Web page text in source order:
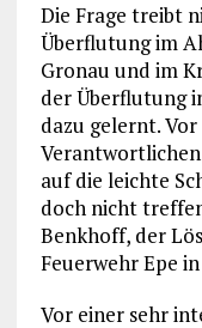
Die Frage treibt
Überflutung im
Gronau und im
der Überflutung
dazu gelernt.
auf die leichte
doch nicht
Benkhoff, der
Feuerwehr Epe
Vor einer sehr